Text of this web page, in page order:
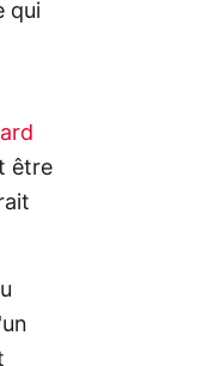
qui
être